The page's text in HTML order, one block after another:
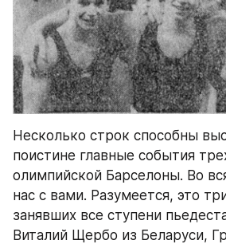
Несколько строк способны
поистине главные события
олимпийской Барселоны. Во
нас с вами. Разумеется, это
занявших все ступени
Виталий Щербо из Беларуси,